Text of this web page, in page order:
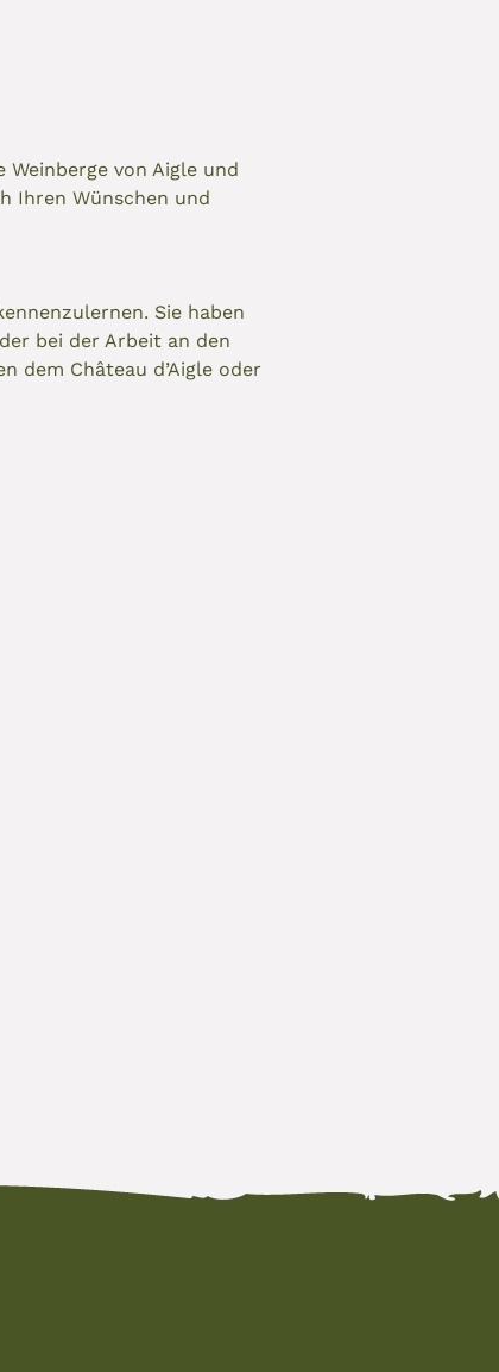
von Aigle und
Ihren Wünschen und
Sie haben
bei der Arbeit an den
dem Château d’Aigle oder